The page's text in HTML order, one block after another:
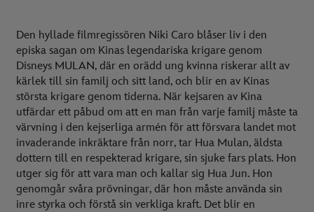
Den hyllade filmregissören Niki Caro blåser liv i den
episka sagan om Kinas legendariska krigare genom
Disneys MULAN, där en orädd ung kvinna riskerar allt av
kärlek till sin familj och sitt land, och blir en av Kinas
största krigare genom tiderna. När kejsaren av Kina
utfärdar ett påbud om att en man från varje familj måste ta
värvning i den kejserliga armén för att försvara landet mot
invaderande inkräktare från norr, tar Hua Mulan, äldsta
dottern till en respekterad krigare, sin sjuke fars plats. Hon
utger sig för att vara man och kallar sig Hua Jun. Hon
genomgår svåra prövningar, där hon måste använda sin
inre styrka och förstå sin verkliga kraft. Det blir en